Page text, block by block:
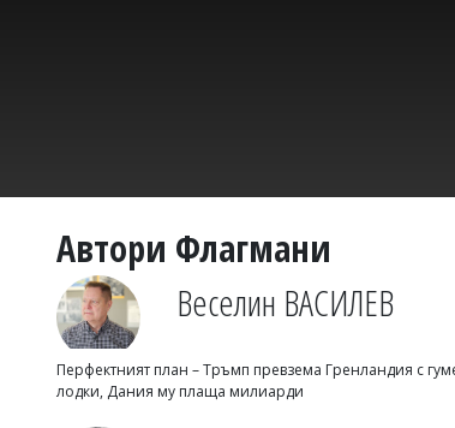
Автори Флагмани
Веселин ВАСИЛЕВ
Перфектният план – Тръмп превзема Гренландия с
лодки, Дания му плаща милиарди